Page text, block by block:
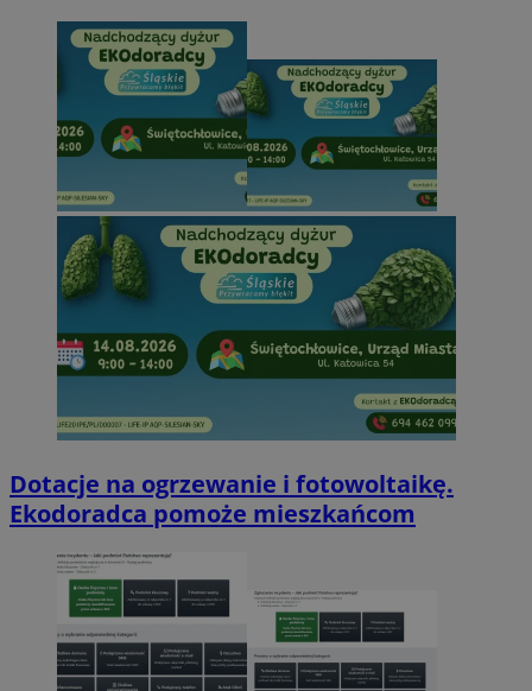
Dotacje na ogrzewanie i fotowoltaikę.
Ekodoradca pomoże mieszkańcom